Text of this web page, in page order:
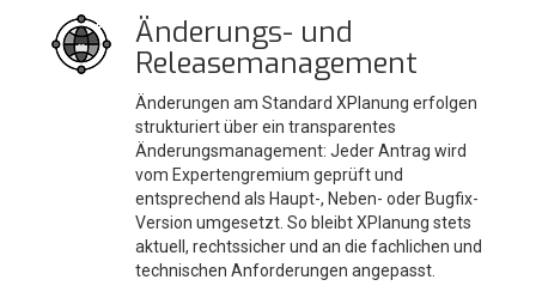
Änderungs- und
Releasemanagement
Änderungen am Standard XPlanung erfolgen
strukturiert über ein transparentes
Änderungsmanagement: Jeder Antrag wird
vom Expertengremium geprüft und
entsprechend als Haupt-, Neben- oder Bugfix-
Version umgesetzt. So bleibt XPlanung stets
aktuell, rechtssicher und an die fachlichen und
technischen Anforderungen angepasst.